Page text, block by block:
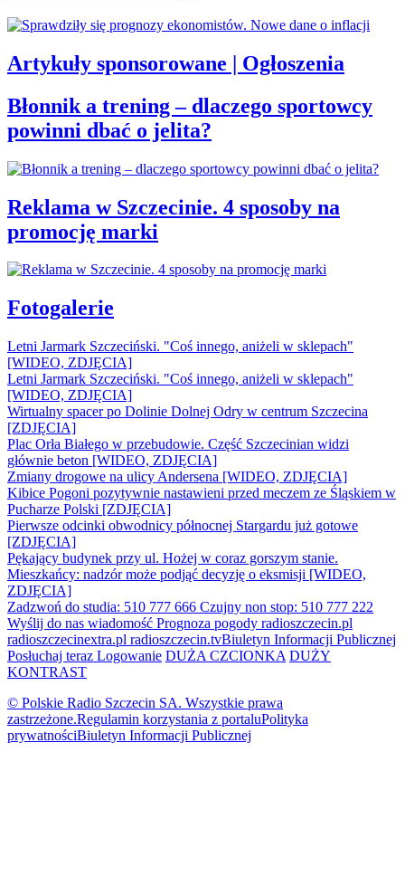
Artykuły sponsorowane | Ogłoszenia
Błonnik a trening – dlaczego sportowcy
powinni dbać o jelita?
Reklama w Szczecinie. 4 sposoby na
promocję marki
Fotogalerie
Letni Jarmark Szczeciński. "Coś innego, aniżeli w sklepach"
[WIDEO, ZDJĘCIA]
Letni Jarmark Szczeciński. "Coś innego, aniżeli w sklepach"
[WIDEO, ZDJĘCIA]
Wirtualny spacer po Dolinie Dolnej Odry w centrum Szczecina
[ZDJĘCIA]
Plac Orła Białego w przebudowie. Część Szczecinian widzi
głównie beton [WIDEO, ZDJĘCIA]
Zmiany drogowe na ulicy Andersena [WIDEO, ZDJĘCIA]
Kibice Pogoni pozytywnie nastawieni przed meczem ze Śląskiem w
Pucharze Polski [ZDJĘCIA]
Pierwsze odcinki obwodnicy północnej Stargardu już gotowe
[ZDJĘCIA]
Pękający budynek przy ul. Hożej w coraz gorszym stanie.
Mieszkańcy: nadzór może podjąć decyzję o eksmisji [WIDEO,
ZDJĘCIA]
Zadzwoń do studia: 510 777 666 Czujny non stop: 510 777 222
Wyślij do nas wiadomość Prognoza pogody radioszczecin.pl
radioszczecinextra.pl radioszczecin.tvBiuletyn Informacji Publicznej
Posłuchaj teraz Logowanie DUŻA CZCIONKA DUŻY
KONTRAST
© Polskie Radio Szczecin SA. Wszystkie prawa
zastrzeżone.Regulamin korzystania z portaluPolityka
prywatnościBiuletyn Informacji Publicznej